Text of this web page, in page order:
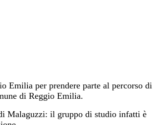
Emilia per prendere parte al percorso di
di Reggio Emilia.
Malaguzzi: il gruppo di studio infatti è